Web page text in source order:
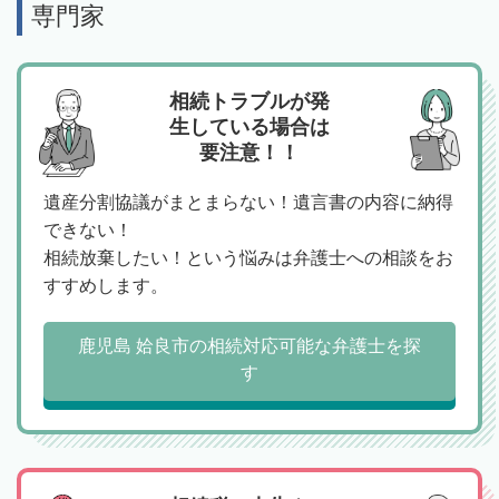
専門家
相続トラブルが発
生している場合は
要注意！！
遺産分割協議がまとまらない！遺言書の内容に納得
できない！
相続放棄したい！という悩みは弁護士への相談をお
すすめします。
鹿児島 姶良市の相続対応可能な弁護士を探
す